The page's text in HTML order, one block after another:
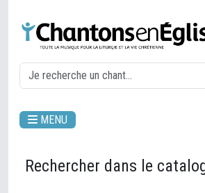
MENU
Rechercher dans le